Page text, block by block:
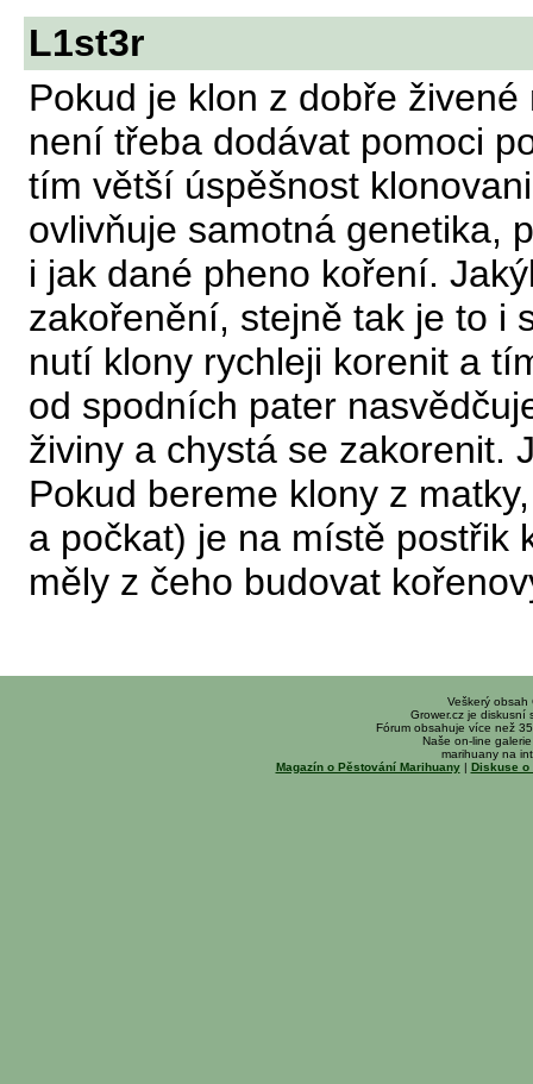
L1st3r
Pokud je klon z dobře
není třeba dodávat pomoci
tím větší úspěšnost
ovlivňuje samotná genetika,
i jak dané pheno koření.
zakořenění, stejně tak je to i
nutí klony rychleji korenit a
od spodních pater
živiny a chystá se zakorenit.
Pokud bereme klony z
a počkat) je na místě postřik
měly z čeho budovat
Veškerý obsah
Grower.cz je diskusní
Fórum obsahuje více než
Naše on-line
marihuany na
Magazín o Pěstování Marihuany| Diskuse o